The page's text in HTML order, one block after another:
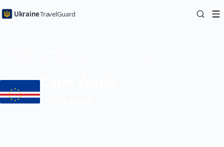
UkraineTravelGuard